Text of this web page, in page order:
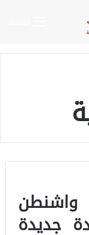
واشنطن
جديدة